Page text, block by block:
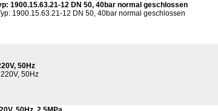
1900.15.63.21-12 DN 50, 40bar normal geschlossen
1900.15.63.21-12 DN 50, 40bar normal geschlossen
50Hz
50Hz